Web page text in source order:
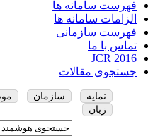
فهرست سامانه ها
الزامات سامانه ها
فهرست سازمانی
تماس با ما
JCR 2016
جستجوی مقالات
نمایه سازمان
زبان